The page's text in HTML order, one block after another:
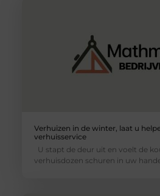
Verhuizen in de winter, laat u
verhuisservice
U stapt de deur uit en voelt de
verhuisdozen schuren in uw